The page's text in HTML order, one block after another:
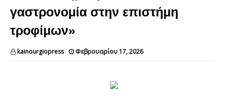
γαστρονομία στην επιστήμη
τροφίμων»
kainourgiopress Φεβρουαρίου 17, 2026